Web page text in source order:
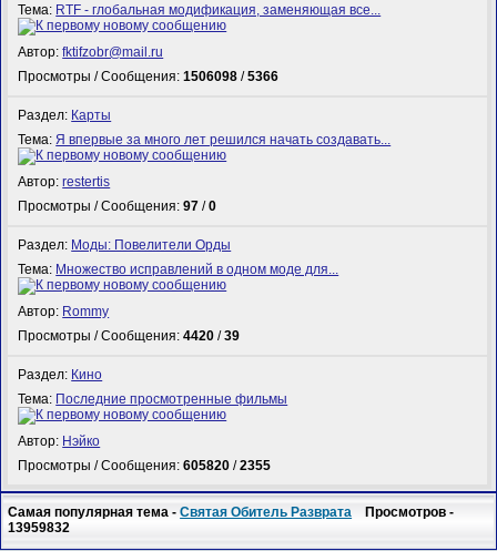
Тема: RTF - глобальная модификация, заменяющая все...
Автор:fktifzobr@mail.ru
Просмотры / Сообщения:1506098 /5366
Раздел: Карты
Тема:Я впервые за много лет решился начать создавать...
Автор:restertis
Просмотры / Сообщения:97 /0
Раздел: Моды: Повелители Орды
Тема: Множество исправлений в одном моде для...
Автор: Rommy
Просмотры / Сообщения:4420 /39
Раздел: Кино
Тема: Последние просмотренные фильмы
Автор: Нэйко
Просмотры / Сообщения:605820 /2355
Самая популярная тема -Святая Обитель Разврата Просмотров -
13959832